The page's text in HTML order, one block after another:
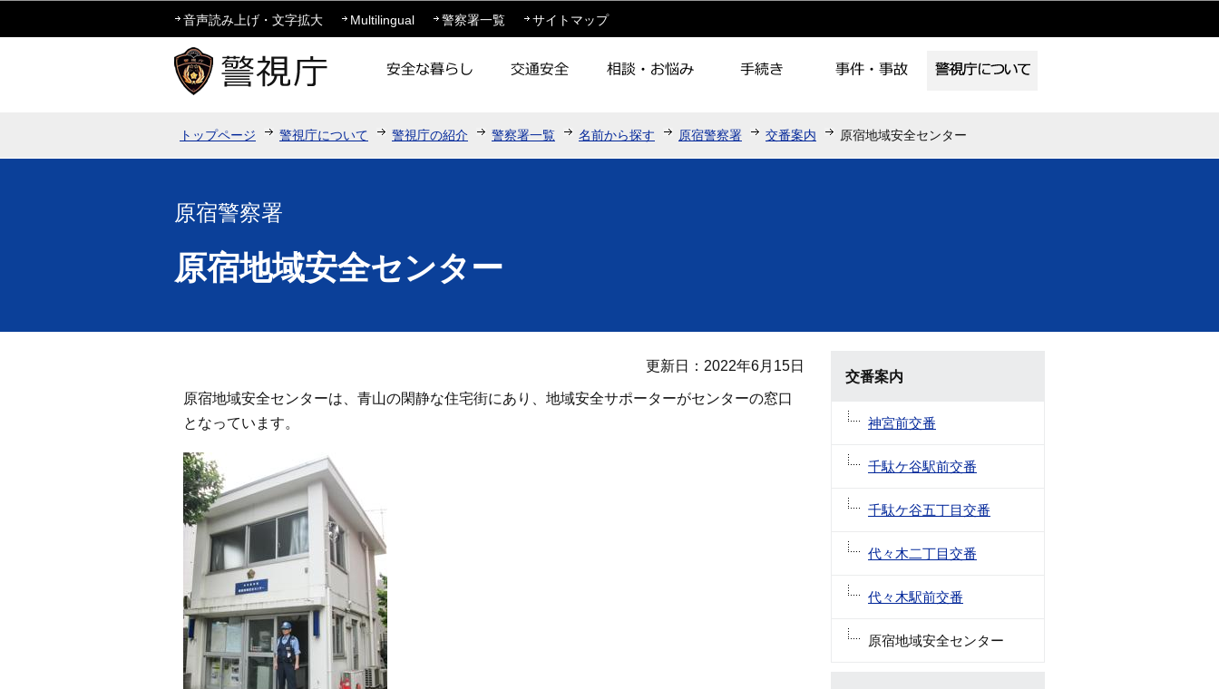
このページの本文へ移動
音声読み上げ・文字拡大 Multilingual 警察署一覧 サイトマップ
トップページ 警視庁について 警視庁の紹介 警察署一覧 名前から探す 原宿警察署 交番案内 原宿地域安全センター
原宿警察署
原宿地域安全センター
更新日：2022年6月15日
原宿地域安全センターは、青山の閑静な住宅街にあり、地域安全サポーターがセンターの窓口
となっています。
交番案内
神宮前交番
千駄ケ谷駅前交番
千駄ケ谷五丁目交番
代々木二丁目交番
代々木駅前交番
原宿地域安全センター